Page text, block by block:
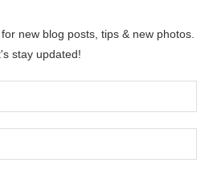
new blog posts, tips & new photos.
stay updated!